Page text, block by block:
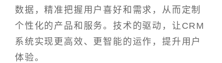
数据，精准把握用户喜好和需求，从而定制
个性化的产品和服务。技术的驱动，让CRM
系统实现更高效、更智能的运作，提升用户
体验。